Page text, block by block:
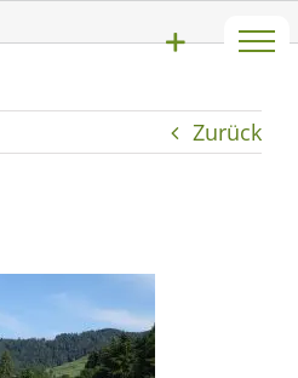
Zurück